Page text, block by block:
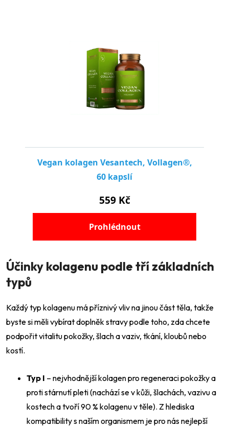
Účinky kolagenu podle tří základních
typů
Každý typ kolagenu má příznivý vliv na jinou část těla, takže
byste si měli vybírat doplněk stravy podle toho, zda chcete
podpořit vitalitu pokožky, šlach a vaziv, tkání, kloubů nebo
kostí.
Typ I – nejvhodnější kolagen pro regeneraci pokožky a
proti stárnutí pleti (nachází se v kůži, šlachách, vazivu a
kostech a tvoří 90 % kolagenu v těle). Z hlediska
kompatibility s naším organismem je pro nás nejlepší